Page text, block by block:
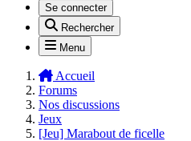
Se connecter
Rechercher
Menu
Accueil
Forums
Nos discussions
Jeux
[Jeu] Marabout de ficelle